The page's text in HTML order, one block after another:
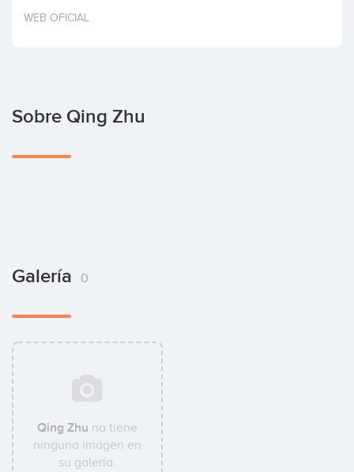
Invertir
WEB OFICIAL
Sobre Qing Zhu
Galería 0
Qing Zhu no tiene
ninguna imágen en
su galería.